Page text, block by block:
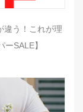
違う！これが理
SALE】